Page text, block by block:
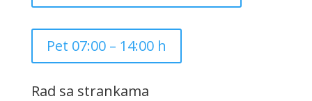
Pet 07:00 – 14:00 h
Rad sa strankama